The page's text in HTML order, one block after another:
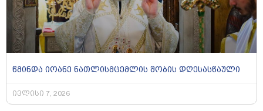
წმინდა იოანე ნათლისმცემლის შობის დღესასწაული
ივლისი 7, 2026